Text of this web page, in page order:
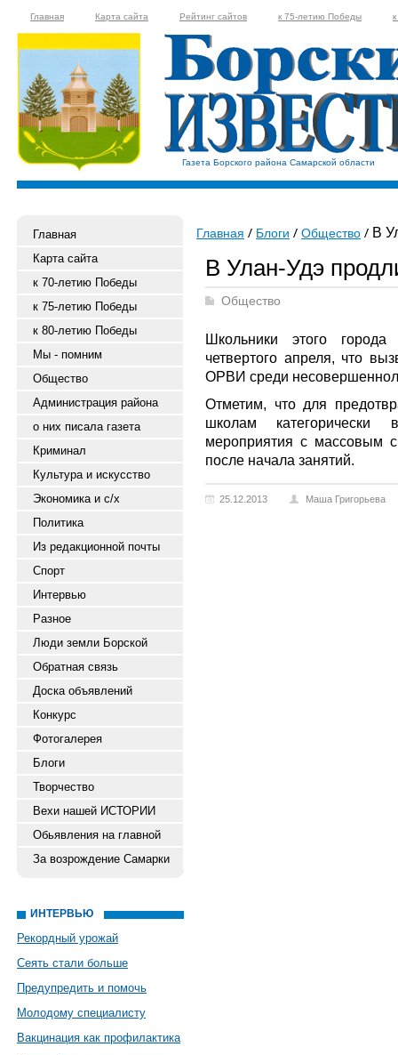
Главная Карта сайта Рейтинг сайтов к 75-летию Победы
Газета Борского района Самарской области
Главная
Карта сайта
к 70-летию Победы
к 75-летию Победы
к 80-летию Победы
Мы - помним
Общество
Администрация района
о них писала газета
Криминал
Культура и искусство
Экономика и с/х
Политика
Из редакционной почты
Спорт
Интервью
Разное
Люди земли Борской
Обратная связь
Доска объявлений
Конкурс
Фотогалерея
Блоги
Творчество
Вехи нашей ИСТОРИИ
Обьявления на главной
За возрождение Самарки
ИНТЕРВЬЮ
Рекордный урожай
Сеять стали больше
Предупредить и помочь
Молодому специалисту
Вакцинация как профилактика
Главная Блоги Общество В
В Улан-Удэ
Общество
Школьники этого
четвертого апреля, что
ОРВИ среди
Отметим, что для
школам категорически
мероприятия с массовым
после начала занятий.
25.12.2013 Маша Григорьева